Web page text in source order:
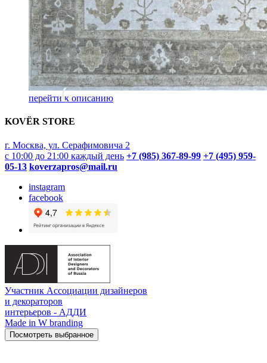
перейти к описанию
KOVËR STORE
г. Москва, ул. Серафимовича 2
с 10:00 до 21:00 каждый день +7 (985) 367-89-99 +7 (495) 959-
05-13 koverzapros@mail.ru
instagram
facebook
Участник Ассоциации дизайнеров
и декораторов
интерьеров - АДДИ
Made in W branding
Посмотреть выбранное